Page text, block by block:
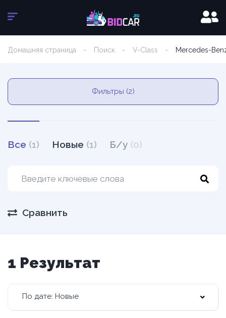
Домашняя страница Поиск V-Class Mercedes-
Фильтры (2)
Все (1) Новые (1) Б/у (0)
Сравнить
1 Результат
По дате: Новые